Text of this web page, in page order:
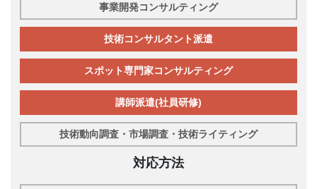
事業開発コンサルティング
技術コンサルタント派遣
スポット専門家コンサルティング
講師派遣(社員研修)
技術動向調査・市場調査・技術ライティング
対応方法